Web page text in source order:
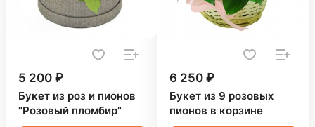
5 200 ₽
Букет из роз и пионов
"Розовый пломбир"
6 250 ₽
Букет из 9 розовых
пионов в корзине